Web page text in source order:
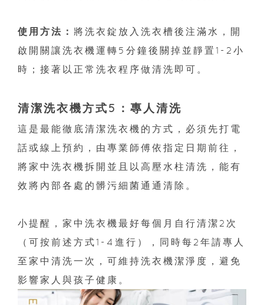
使用方法： 將洗衣錠放入洗衣槽後注滿水，開
啟開關讓洗衣機運轉5分鐘後關掉並靜置1-2小
時；接著以正常洗衣程序做清洗即可。
清潔洗衣機方式5：專人清洗
這是最能徹底清潔洗衣機的方式，必須先打電
話或線上預約，由專業師傅依指定日期前往，
將家中洗衣機拆開並且以高壓水柱清洗，能有
效將內部各處的髒污細菌通通清除。
小提醒，家中洗衣機最好每個月自行清潔2次
（可按前述方式1-4進行），同時每2年請專人
至家中清洗一次，可維持洗衣機潔淨度，避免
影響家人與孩子健康。